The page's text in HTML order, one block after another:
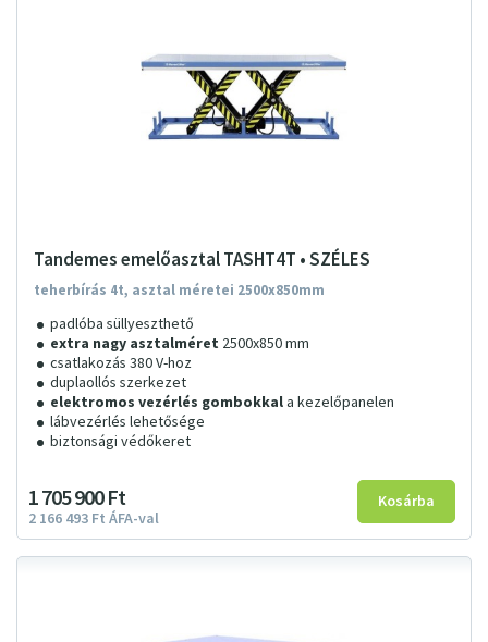
Tandemes emelőasztal TASHT4T • SZÉLES
teherbírás 4t, asztal méretei 2500x850mm
padlóba süllyeszthető
extra nagy asztalméret 2500x850 mm
csatlakozás 380 V-hoz
duplaollós szerkezet
elektromos vezérlés gombokkala kezelőpanelen
lábvezérlés lehetősége
biztonsági védőkeret
1705900Ft
2 166 493 Ft ÁFA-val